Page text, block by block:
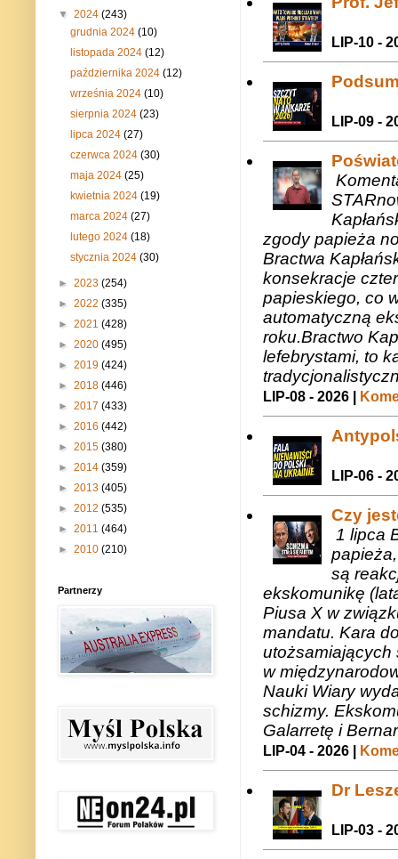
LIP-10 -
LIP-09 -
zgody papieża
Bractwa
konsekracje
papieskiego, co
automatyczną
roku.Bractwo
lefebrystami, to
LIP-08 - 2026 |
LIP-06 -
Czy
1 lipca
są
ekskomunikę
Piusa X w
mandatu. Kara
utożsamiających
w
Nauki Wiary
schizmy.
Galarretę i
LIP-04 - 2026 |
Dr
LIP-03 -
▼ 2024 (243)
grudnia 2024(10)
listopada 2024(12)
października 2024(12)
września 2024(10)
sierpnia 2024(23)
lipca 2024(27)
czerwca 2024(30)
maja 2024(25)
kwietnia 2024(19)
marca 2024(27)
lutego 2024(18)
stycznia 2024(30)
► 2023 (254)
► 2022 (335)
► 2021 (428)
► 2020 (495)
► 2019 (424)
► 2018 (446)
► 2017 (433)
► 2016 (442)
► 2015 (380)
► 2014 (359)
► 2013 (405)
► 2012 (535)
► 2011 (464)
► 2010 (210)
Partnerzy